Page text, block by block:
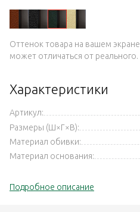
Оттенок товара на вашем экране
может отличаться от реального.
Характеристики
Артикул:
Размеры (Ш×Г×В):
Материал обивки:
Материал основания:
Подробное описание